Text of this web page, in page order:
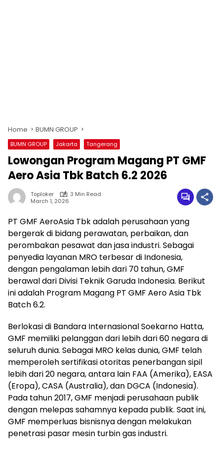
Home BUMN GROUP
BUMN GROUP Jakarta Tangerang
Lowongan Program Magang PT GMF
Aero Asia Tbk Batch 6.2 2026
Toploker
3 Min Read
March 1, 2026
PT GMF AeroAsia Tbk adalah perusahaan yang
bergerak di bidang perawatan, perbaikan, dan
perombakan pesawat dan jasa industri. Sebagai
penyedia layanan MRO terbesar di Indonesia,
dengan pengalaman lebih dari 70 tahun, GMF
berawal dari Divisi Teknik Garuda Indonesia. Berikut
ini adalah Program Magang PT GMF Aero Asia Tbk
Batch 6.2.
Berlokasi di Bandara Internasional Soekarno Hatta,
GMF memiliki pelanggan dari lebih dari 60 negara di
seluruh dunia. Sebagai MRO kelas dunia, GMF telah
memperoleh sertifikasi otoritas penerbangan sipil
lebih dari 20 negara, antara lain FAA (Amerika), EASA
(Eropa), CASA (Australia), dan DGCA (Indonesia).
Pada tahun 2017, GMF menjadi perusahaan publik
dengan melepas sahamnya kepada publik. Saat ini,
GMF memperluas bisnisnya dengan melakukan
penetrasi pasar mesin turbin gas industri.